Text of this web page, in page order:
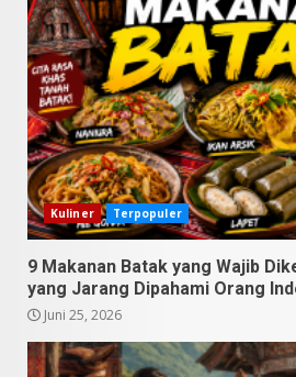
Kuliner Terpopuler
9 Makanan Batak yang Wajib
yang Jarang Dipahami Orang
Juni 25, 2026
3
9 Makanan
Diketahui!
Jarang
Indonesia
Juni 25, 2026
4
Datu Batak:
Batak
Juni 11, 2026
5
Mei 25, 2026